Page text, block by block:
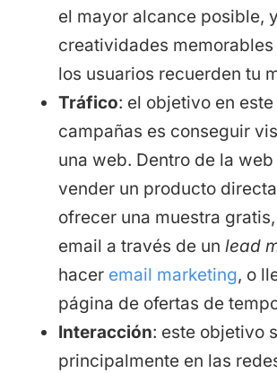
el mayor alcance posible,
creatividades
los usuarios recuerden tu
Tráfico: el objetivo en
campañas es conseguir
una web. Dentro de la
vender un producto
ofrecer una muestra
email a través de un lead
hacer email marketing, o
página de ofertas de
Interacción: este objetivo
principalmente en las